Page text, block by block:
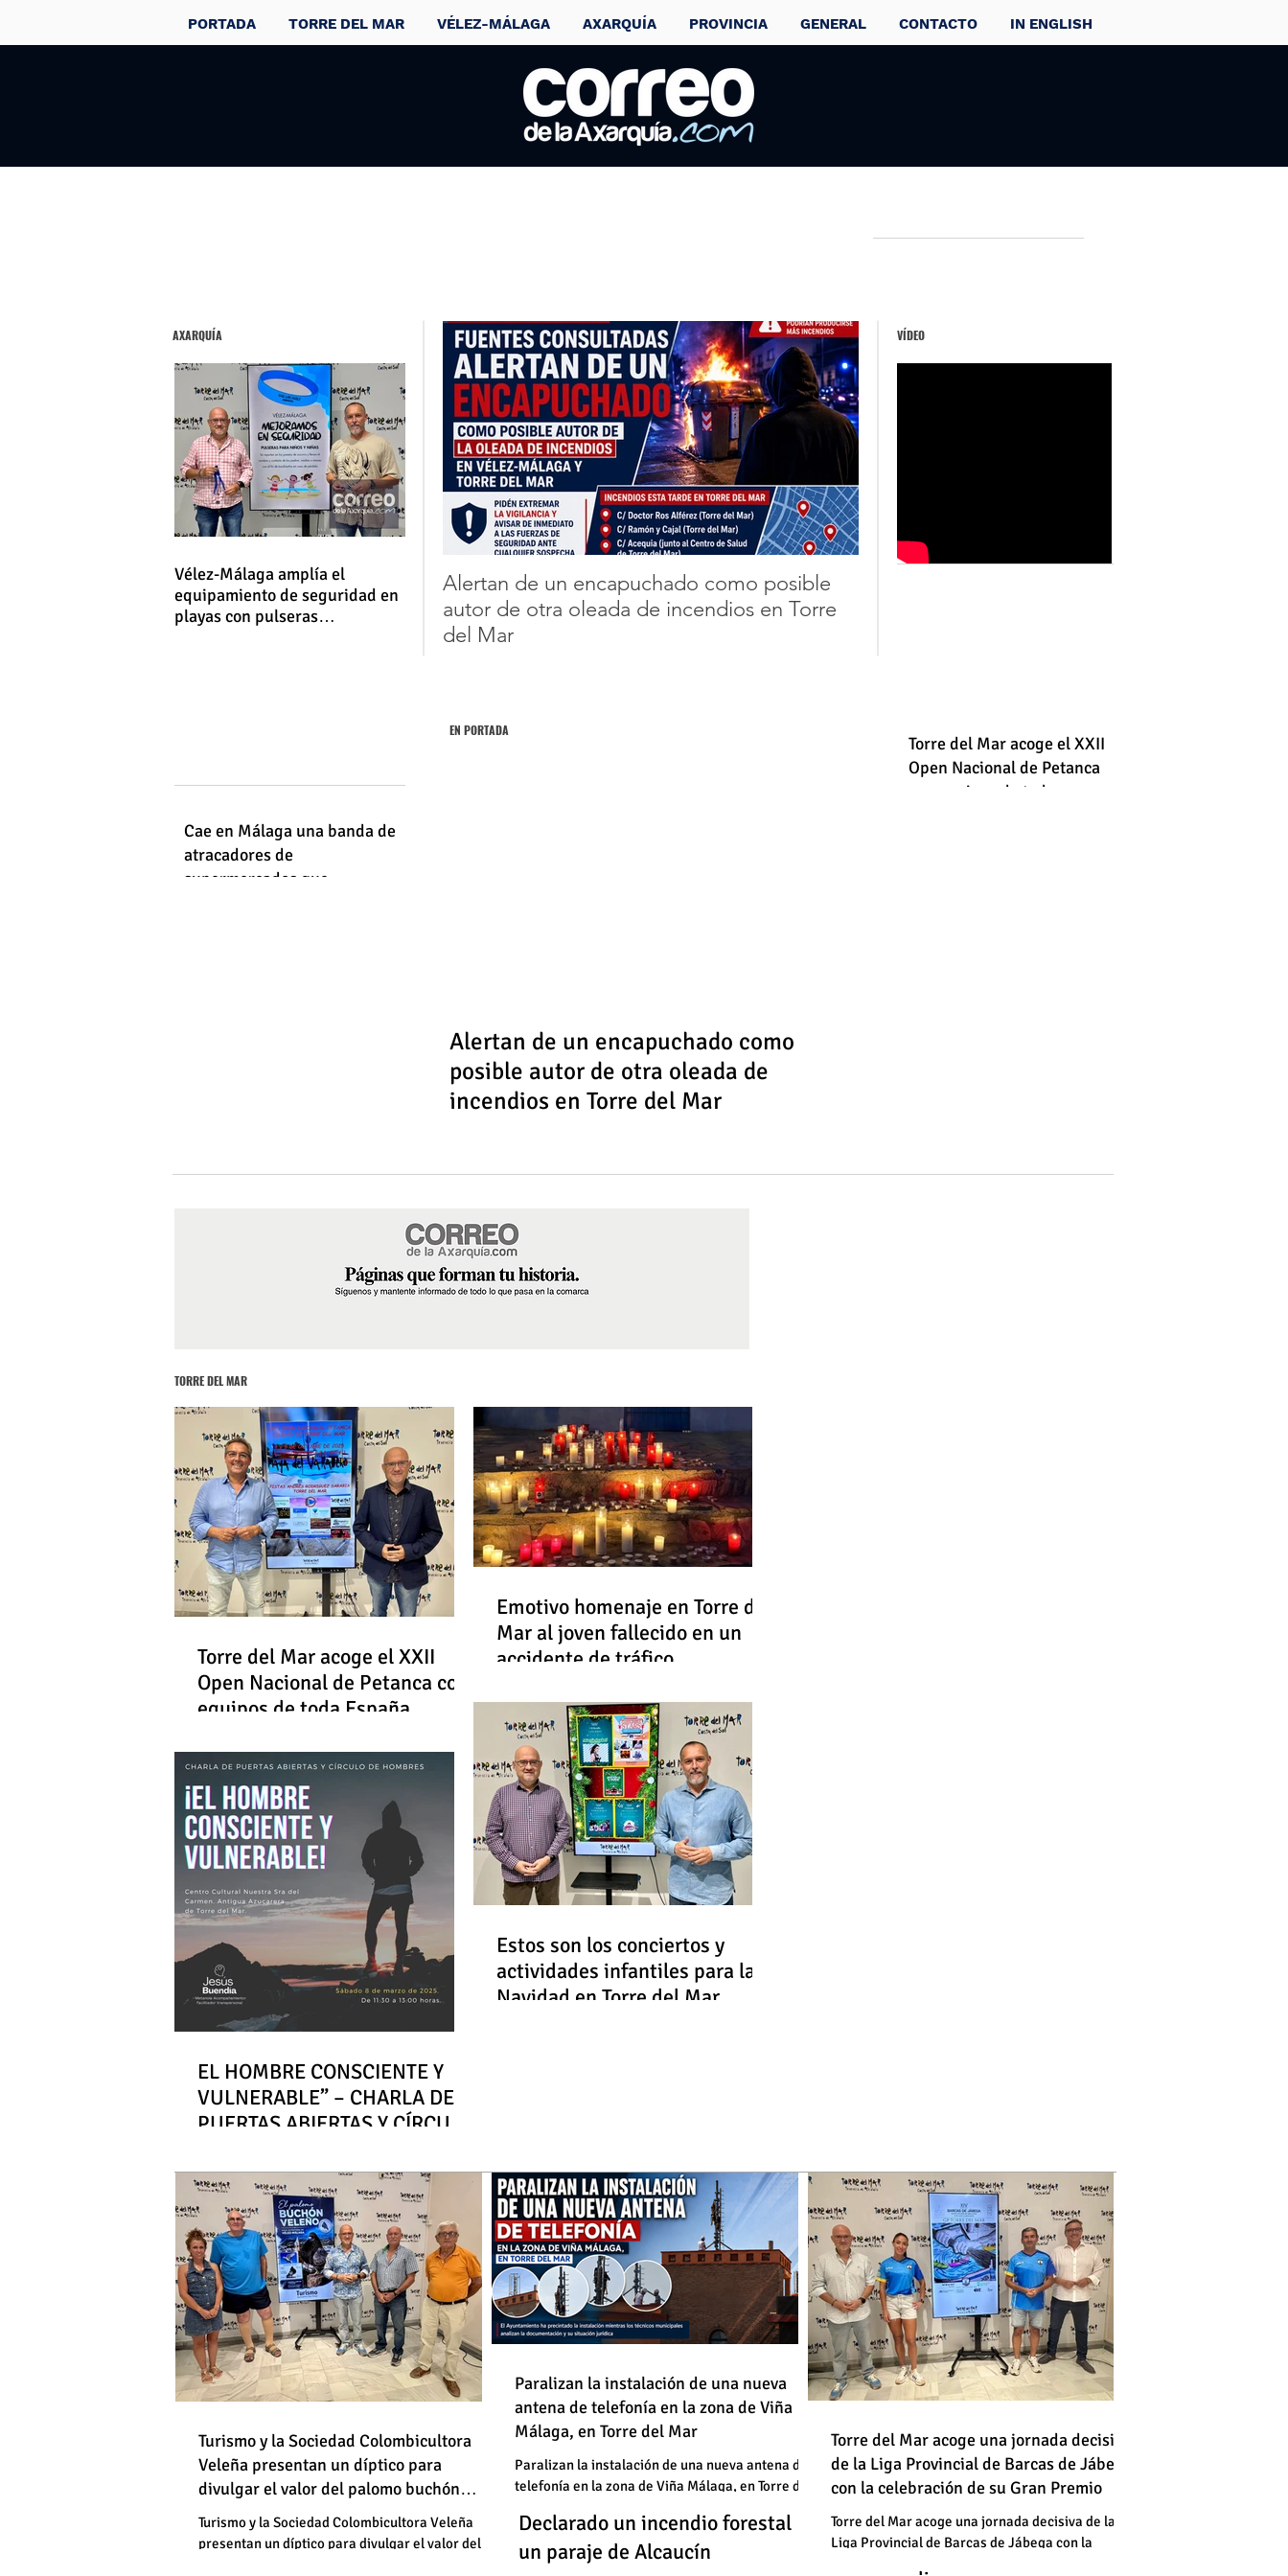
PORTADA TORRE DEL MAR VÉLEZ-MÁLAGA AXARQUÍA PROVINCIA GENERAL CONTACTO IN ENGLISH
Detenido en
Vélez-Málaga un
sacerdote por
agredir
sexualmente a
varias mujeres
VÍDEO
AXARQUÍA
Vélez-Málaga amplía el
equipamiento de seguridad en
playas con pulseras
Encabezado 2
Alertan de un encapuchado como posible
autor de otra oleada de incendios en Torre
del Mar
Cae en Málaga una banda de
atracadores de
supermercados que
EN PORTADA
Alertan de un encapuchado como
posible autor de otra oleada de
incendios en Torre del Mar
Torre del Mar acoge el XXII
Open Nacional de Petanca
con equipos de toda
TORRE DEL MAR
Torre del Mar acoge el XXII
Open Nacional de Petanca con
equipos de toda España
Emotivo homenaje en Torre del
Mar al joven fallecido en un
accidente de tráfico
EL HOMBRE CONSCIENTE Y
VULNERABLE” – CHARLA DE
PUERTAS ABIERTAS Y CÍRCULO
Estos son los conciertos y
actividades infantiles para la
Navidad en Torre del Mar
Destapan una "falsedad" de
Torrox sí se paga tasa de basura"
Declarado un incendio forestal en
un paraje de Alcaucín
Un vehículo en llamas atraviesa
una vía en Torre del Mar junto a
una gasolinera
Destapan una "falsedad" de
Óscar Medina y José Pino: "En
Torrox sí se paga tasa de basura"
Declarado un incendio forestal en
un paraje de Alcaucín
Un vehículo en llamas atraviesa
una vía en Torre del Mar junto a
Turismo y la Sociedad Colombicultora
Veleña presentan un díptico para
divulgar el valor del palomo buchón
veleño
Turismo y la Sociedad Colombicultora Veleña
presentan un díptico para divulgar el valor del
Paralizan la instalación de una nueva
antena de telefonía en la zona de Viña
Málaga, en Torre del Mar
Paralizan la instalación de una nueva antena de
telefonía en la zona de Viña Málaga, en Torre del
Torre del Mar acoge una jornada decisiva
de la Liga Provincial de Barcas de Jábega
con la celebración de su Gran Premio
Torre del Mar acoge una jornada decisiva de la
Liga Provincial de Barcas de Jábega con la